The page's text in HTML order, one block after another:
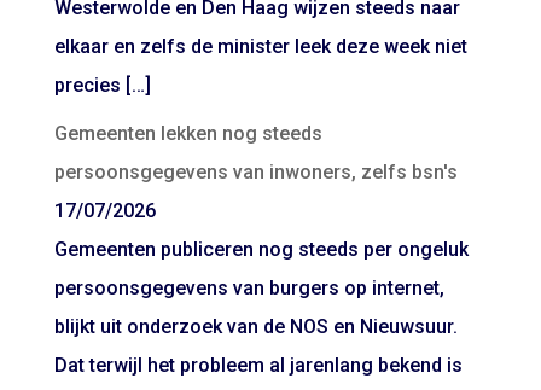
Westerwolde en Den Haag wijzen steeds naar
elkaar en zelfs de minister leek deze week niet
precies […]
Gemeenten lekken nog steeds
persoonsgegevens van inwoners, zelfs bsn's
17/07/2026
Gemeenten publiceren nog steeds per ongeluk
persoonsgegevens van burgers op internet,
blijkt uit onderzoek van de NOS en Nieuwsuur.
Dat terwijl het probleem al jarenlang bekend is